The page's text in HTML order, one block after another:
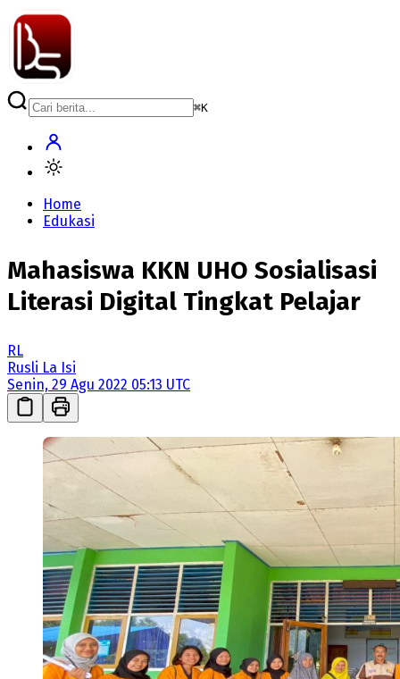
⌘K
Home
Edukasi
Mahasiswa KKN UHO Sosialisasi
Literasi Digital Tingkat Pelajar
RL
Rusli La Isi
Senin, 29 Agu 2022 05:13 UTC